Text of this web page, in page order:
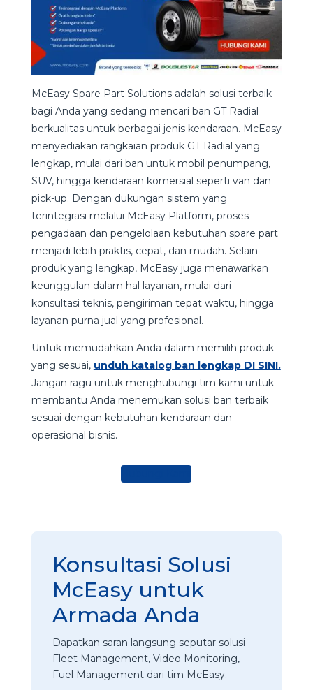
McEasy Spare Part Solutions adalah solusi terbaik
bagi Anda yang sedang mencari ban GT Radial
berkualitas untuk berbagai jenis kendaraan. McEasy
menyediakan rangkaian produk GT Radial yang
lengkap, mulai dari ban untuk mobil penumpang,
SUV, hingga kendaraan komersial seperti van dan
pick-up. Dengan dukungan sistem yang
terintegrasi melalui McEasy Platform, proses
pengadaan dan pengelolaan kebutuhan spare part
menjadi lebih praktis, cepat, dan mudah. Selain
produk yang lengkap, McEasy juga menawarkan
keunggulan dalam hal layanan, mulai dari
konsultasi teknis, pengiriman tepat waktu, hingga
layanan purna jual yang profesional.
Untuk memudahkan Anda dalam memilih produk
yang sesuai, unduh katalog ban lengkap DI SINI.
Jangan ragu untuk menghubungi tim kami untuk
membantu Anda menemukan solusi ban terbaik
sesuai dengan kebutuhan kendaraan dan
operasional bisnis.
Konsultasi Solusi
McEasy untuk
Armada Anda
Dapatkan saran langsung seputar solusi
Fleet Management, Video Monitoring,
Fuel Management dari tim McEasy.